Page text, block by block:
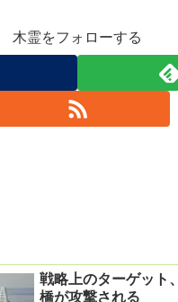
木霊をフォローする
戦略上のターゲット
橋が攻撃される